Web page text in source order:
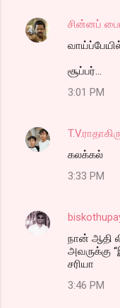
சின்னப்
சூப்பர்...
3:01 PM
கலக்கல்
3:33 PM
நான் ஆதி
அவருக்கு
சரியா
3:46 PM